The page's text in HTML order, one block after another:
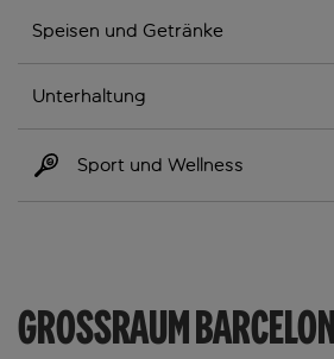
Speisen und Getränke
Unterhaltung
Sport und Wellness
GROSSRAUM